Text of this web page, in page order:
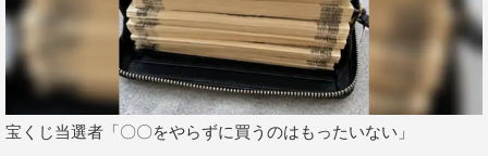
真島なおみインタビューはこちら
1 2 全文表示
宝くじ当選者「〇〇をやらずに買うのはもったいない」